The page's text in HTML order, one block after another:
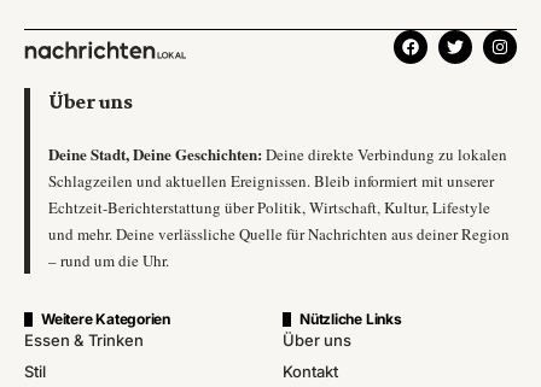
Über uns
Deine Stadt, Deine Geschichten: Deine direkte Verbindung zu lokalen
Schlagzeilen und aktuellen Ereignissen. Bleib informiert mit unserer
Echtzeit-Berichterstattung über Politik, Wirtschaft, Kultur, Lifestyle
und mehr. Deine verlässliche Quelle für Nachrichten aus deiner Region
– rund um die Uhr.
Weitere Kategorien
Essen & Trinken
Stil
Nützliche Links
Über uns
Kontakt